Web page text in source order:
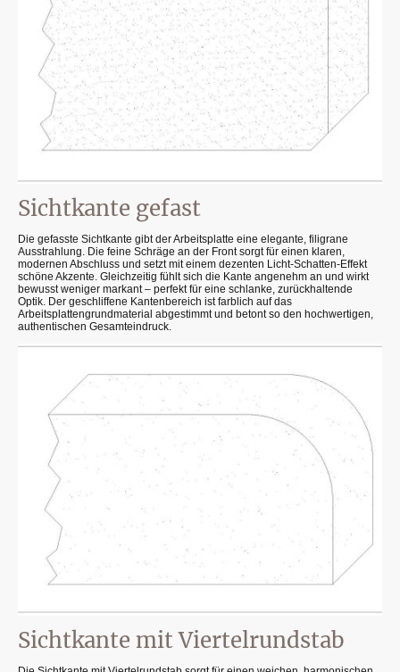
Sichtkante gefast
Die gefasste Sichtkante gibt der Arbeitsplatte eine elegante, filigrane
Ausstrahlung. Die feine Schräge an der Front sorgt für einen klaren,
modernen Abschluss und setzt mit einem dezenten Licht-Schatten-Effekt
schöne Akzente. Gleichzeitig fühlt sich die Kante angenehm an und wirkt
bewusst weniger markant – perfekt für eine schlanke, zurückhaltende
Optik. Der geschliffene Kantenbereich ist farblich auf das
Arbeitsplattengrundmaterial abgestimmt und betont so den hochwertigen,
authentischen Gesamteindruck.
Sichtkante mit Viertelrundstab